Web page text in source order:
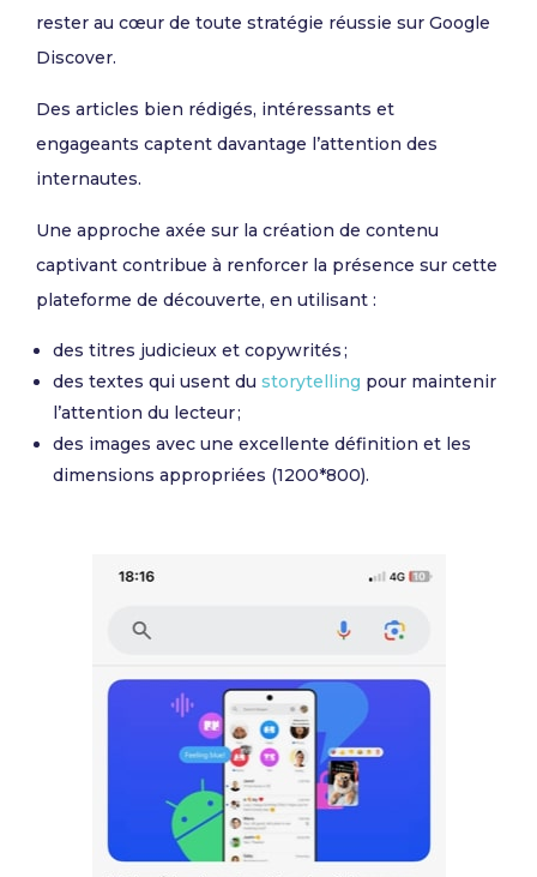
rester au cœur de toute stratégie réussie sur Google
Discover.
Des articles bien rédigés, intéressants et
engageants captent davantage l’attention des
internautes.
Une approche axée sur la création de contenu
captivant contribue à renforcer la présence sur cette
plateforme de découverte, en utilisant :
des titres judicieux et copywrités ;
des textes qui usent du storytelling pour maintenir
l’attention du lecteur ;
des images avec une excellente définition et les
dimensions appropriées (1200*800).